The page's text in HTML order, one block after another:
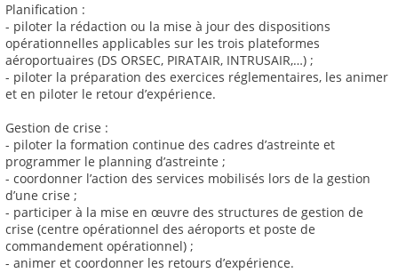
Planification :
- piloter la rédaction ou la mise à jour des dispositions
opérationnelles applicables sur les trois plateformes
aéroportuaires (DS ORSEC, PIRATAIR, INTRUSAIR,…) ;
- piloter la préparation des exercices réglementaires, les animer
et en piloter le retour d’expérience.
Gestion de crise :
- piloter la formation continue des cadres d’astreinte et
programmer le planning d’astreinte ;
- coordonner l’action des services mobilisés lors de la gestion
d’une crise ;
- participer à la mise en œuvre des structures de gestion de
crise (centre opérationnel des aéroports et poste de
commandement opérationnel) ;
- animer et coordonner les retours d’expérience.